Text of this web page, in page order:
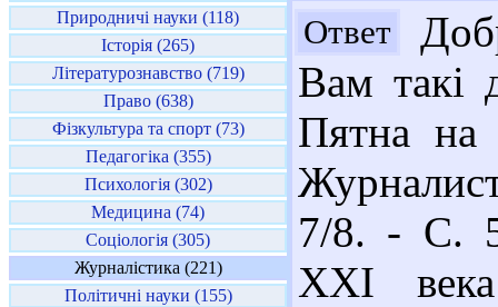
Природничі науки (118)
Історія (265)
Літературознавство (719)
Право (638)
Фізкультура та спорт (73)
Педагогіка (355)
Психологія (302)
Медицина (74)
Соціологія (305)
Журналістика (221)
Політичні науки (155)
Ответ
Вам такі
Пятна на
7/8. - С.
ХХI